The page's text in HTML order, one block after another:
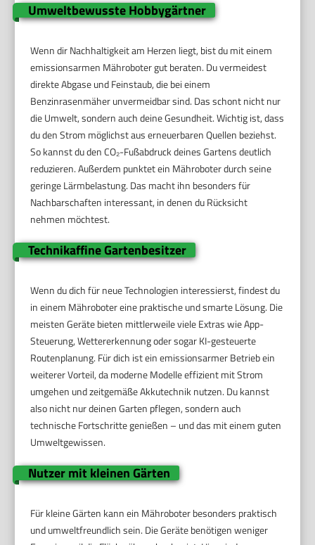
Umweltbewusste Hobbygärtner
Wenn dir Nachhaltigkeit am Herzen liegt, bist du mit einem
emissionsarmen Mähroboter gut beraten. Du vermeidest
direkte Abgase und Feinstaub, die bei einem
Benzinrasenmäher unvermeidbar sind. Das schont nicht nur
die Umwelt, sondern auch deine Gesundheit. Wichtig ist, dass
du den Strom möglichst aus erneuerbaren Quellen beziehst.
So kannst du den CO₂-Fußabdruck deines Gartens deutlich
reduzieren. Außerdem punktet ein Mähroboter durch seine
geringe Lärmbelastung. Das macht ihn besonders für
Nachbarschaften interessant, in denen du Rücksicht
nehmen möchtest.
Technikaffine Gartenbesitzer
Wenn du dich für neue Technologien interessierst, findest du
in einem Mähroboter eine praktische und smarte Lösung. Die
meisten Geräte bieten mittlerweile viele Extras wie App-
Steuerung, Wettererkennung oder sogar KI-gesteuerte
Routenplanung. Für dich ist ein emissionsarmer Betrieb ein
weiterer Vorteil, da moderne Modelle effizient mit Strom
umgehen und zeitgemäße Akkutechnik nutzen. Du kannst
also nicht nur deinen Garten pflegen, sondern auch
technische Fortschritte genießen – und das mit einem guten
Umweltgewissen.
Nutzer mit kleinen Gärten
Für kleine Gärten kann ein Mähroboter besonders praktisch
und umweltfreundlich sein. Die Geräte benötigen weniger